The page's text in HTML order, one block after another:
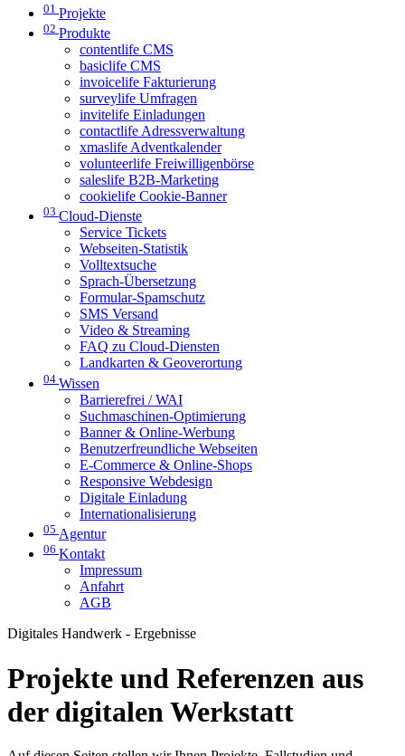
01 Projekte
02 Produkte
contentlife CMS
basiclife CMS
invoicelife Fakturierung
surveylife Umfragen
invitelife Einladungen
contactlife Adressverwaltung
xmaslife Adventkalender
volunteerlife Freiwilligenbörse
saleslife B2B-Marketing
cookielife Cookie-Banner
03 Cloud-Dienste
Service Tickets
Webseiten-Statistik
Volltextsuche
Sprach-Übersetzung
Formular-Spamschutz
SMS Versand
Video & Streaming
FAQ zu Cloud-Diensten
Landkarten & Geoverortung
04 Wissen
Barrierefrei / WAI
Suchmaschinen-Optimierung
Banner & Online-Werbung
Benutzerfreundliche Webseiten
E-Commerce & Online-Shops
Responsive Webdesign
Digitale Einladung
Internationalisierung
05 Agentur
06 Kontakt
Impressum
Anfahrt
AGB
Digitales Handwerk - Ergebnisse
Projekte und Referenzen aus
der digitalen Werkstatt